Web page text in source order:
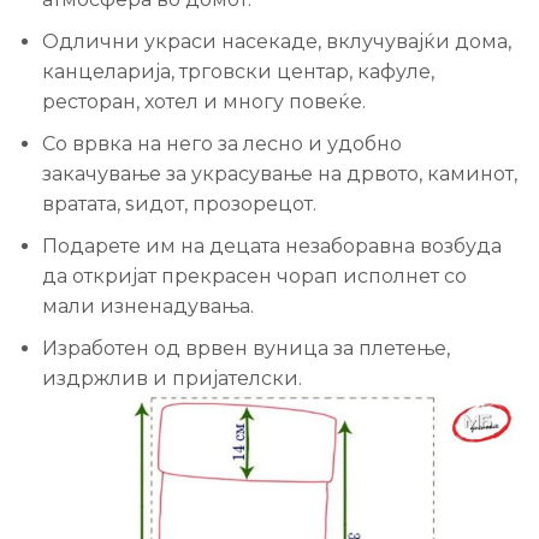
Одлични украси насекаде, вклучувајќи дома,
канцеларија, трговски центар, кафуле,
ресторан, хотел и многу повеќе.
Со врвка на него за лесно и удобно
закачување за украсување на дрвото, каминот,
вратата, ѕидот, прозорецот.
Подарете им на децата незаборавна возбуда
да откријат прекрасен чорап исполнет со
мали изненадувања.
Изработен од врвен вуница за плетење,
издржлив и пријателски.